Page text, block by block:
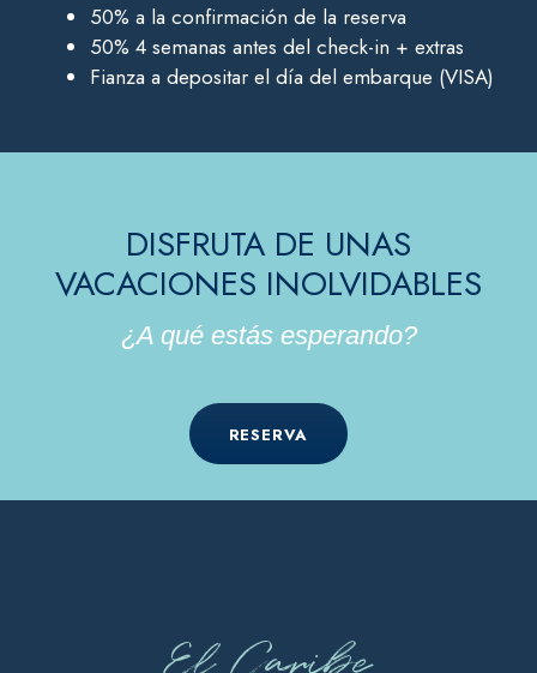
50% a la confirmación de la reserva
50% 4 semanas antes del check-in + extras
Fianza a depositar el día del embarque (VISA)
DISFRUTA DE UNAS
VACACIONES INOLVIDABLES
¿A qué estás esperando?
RESERVA